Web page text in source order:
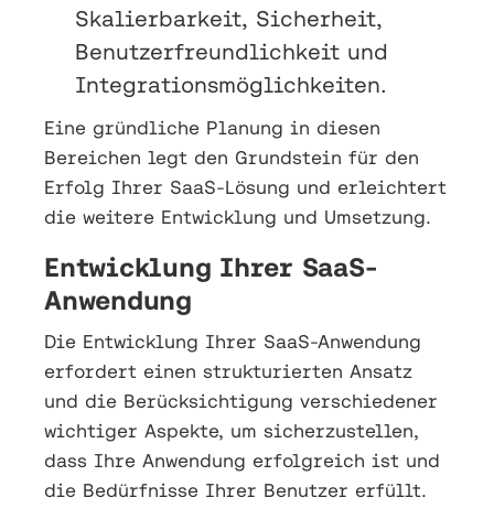
Skalierbarkeit, Sicherheit,
Benutzerfreundlichkeit und
Integrationsmöglichkeiten.
Eine gründliche Planung in diesen
Bereichen legt den Grundstein für den
Erfolg Ihrer SaaS-Lösung und erleichtert
die weitere Entwicklung und Umsetzung.
Entwicklung Ihrer SaaS-
Anwendung
Die Entwicklung Ihrer SaaS-Anwendung
erfordert einen strukturierten Ansatz
und die Berücksichtigung verschiedener
wichtiger Aspekte, um sicherzustellen,
dass Ihre Anwendung erfolgreich ist und
die Bedürfnisse Ihrer Benutzer erfüllt.